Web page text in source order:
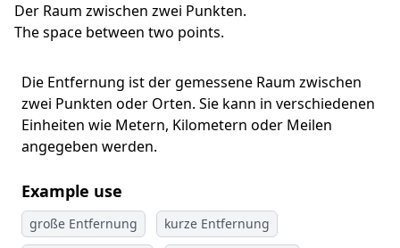
Der Raum zwischen zwei Punkten.
The space between two points.
Die Entfernung ist der gemessene Raum zwischen
zwei Punkten oder Orten. Sie kann in verschiedenen
Einheiten wie Metern, Kilometern oder Meilen
angegeben werden.
Example use
große Entfernung
kurze Entfernung